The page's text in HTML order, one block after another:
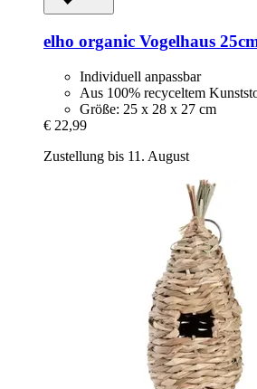
elho organic Vogelhaus
Individuell anpassbar
Aus 100% recyceltem
Größe: 25 x 28 x 27 cm
€ 22,99
Zustellung bis 11. August